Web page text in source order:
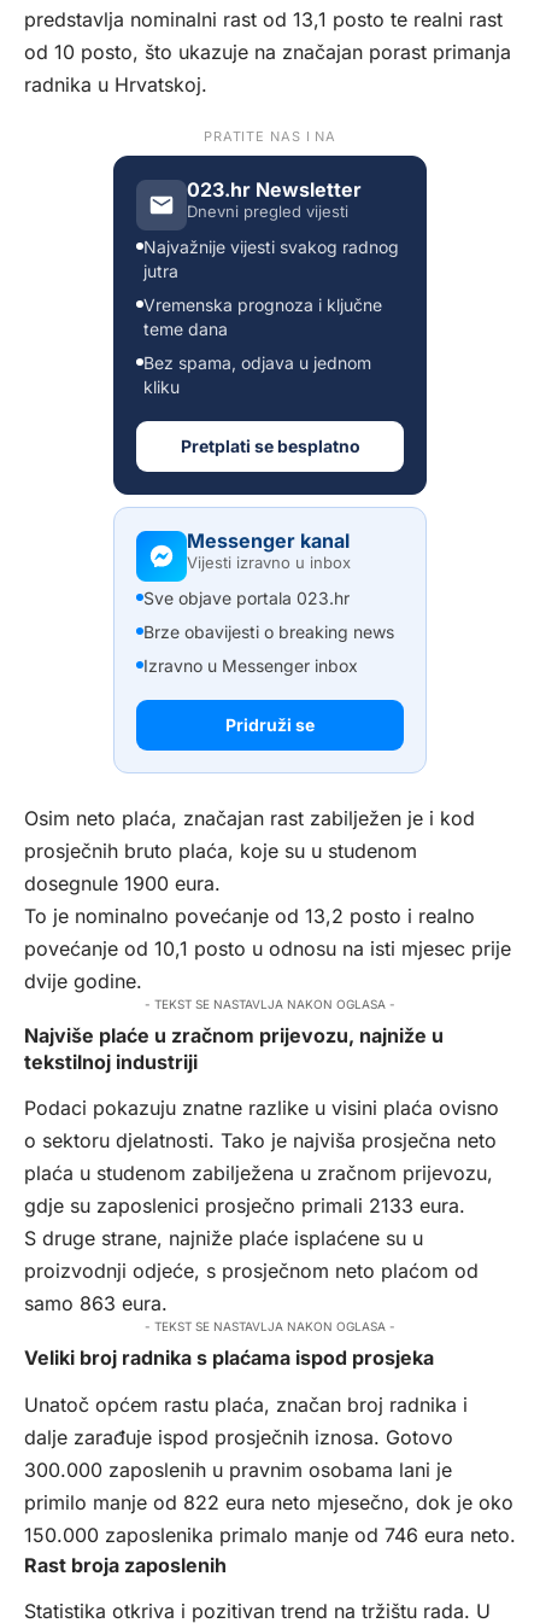
predstavlja nominalni rast od 13,1 posto te realni rast
od 10 posto, što ukazuje na značajan porast primanja
radnika u Hrvatskoj.
PRATITE NAS I NA
023.hr Newsletter
Dnevni pregled vijesti
Najvažnije vijesti svakog radnog
jutra
Vremenska prognoza i ključne
teme dana
Bez spama, odjava u jednom
kliku
Pretplati se besplatno
Messenger kanal
Vijesti izravno u inbox
Sve objave portala 023.hr
Brze obavijesti o breaking news
Izravno u Messenger inbox
Pridruži se
Osim neto plaća, značajan rast zabilježen je i kod
prosječnih bruto plaća, koje su u studenom
dosegnule 1900 eura.
To je nominalno povećanje od 13,2 posto i realno
povećanje od 10,1 posto u odnosu na isti mjesec prije
dvije godine.
- TEKST SE NASTAVLJA NAKON OGLASA -
Najviše plaće u zračnom prijevozu, najniže u
tekstilnoj industriji
Podaci pokazuju znatne razlike u visini plaća ovisno
o sektoru djelatnosti. Tako je najviša prosječna neto
plaća u studenom zabilježena u zračnom prijevozu,
gdje su zaposlenici prosječno primali 2133 eura.
S druge strane, najniže plaće isplaćene su u
proizvodnji odjeće, s prosječnom neto plaćom od
samo 863 eura.
- TEKST SE NASTAVLJA NAKON OGLASA -
Veliki broj radnika s plaćama ispod prosjeka
Unatoč općem rastu plaća, značan broj radnika i
dalje zarađuje ispod prosječnih iznosa. Gotovo
300.000 zaposlenih u pravnim osobama lani je
primilo manje od 822 eura neto mjesečno, dok je oko
150.000 zaposlenika primalo manje od 746 eura neto.
Rast broja zaposlenih
Statistika otkriva i pozitivan trend na tržištu rada. U